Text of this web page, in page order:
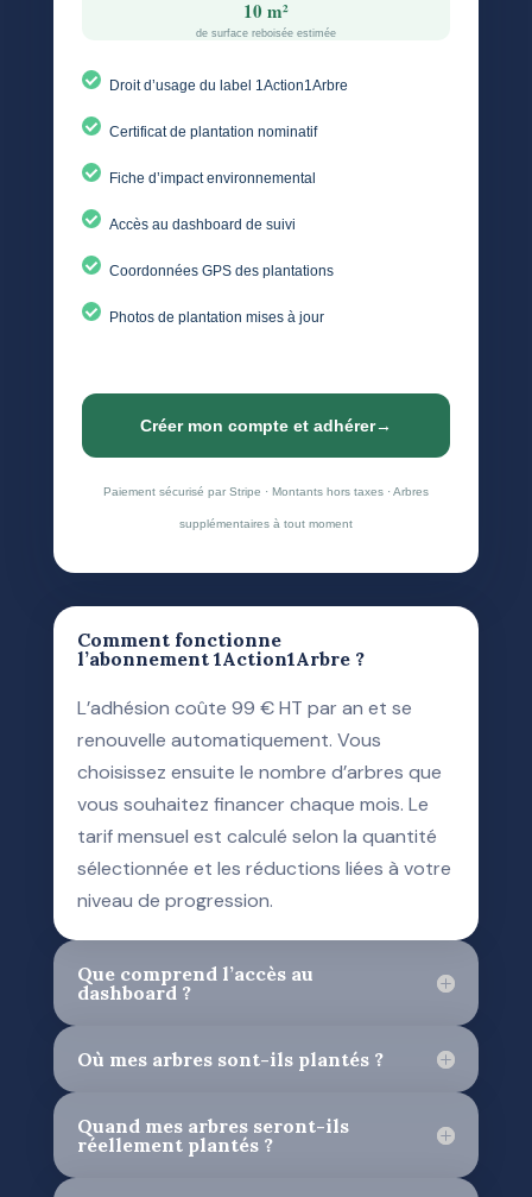
10 m²
de surface reboisée estimée
Droit d’usage du label 1Action1Arbre
Certificat de plantation nominatif
Fiche d’impact environnemental
Accès au dashboard de suivi
Coordonnées GPS des plantations
Photos de plantation mises à jour
Créer mon compte et adhérer→
Paiement sécurisé par Stripe · Montants hors taxes · Arbres
supplémentaires à tout moment
Comment fonctionne
l’abonnement 1Action1Arbre ?
L’adhésion coûte 99 € HT par an et se
renouvelle automatiquement. Vous
choisissez ensuite le nombre d’arbres que
vous souhaitez financer chaque mois. Le
tarif mensuel est calculé selon la quantité
sélectionnée et les réductions liées à votre
niveau de progression.
Que comprend l’accès au
dashboard ?
Où mes arbres sont-ils plantés ?
Quand mes arbres seront-ils
réellement plantés ?